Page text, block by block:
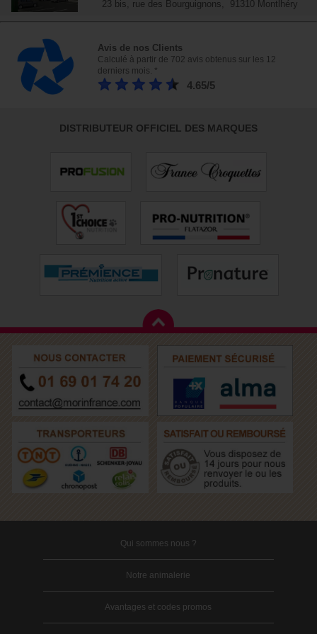
23 bis, rue des Bourguignons, 91310 Montlhéry
Avis de nos Clients
Calculé à partir de 702 avis obtenus sur les 12
derniers mois. *
4.65/5
DISTRIBUTEUR OFFICIEL DES MARQUES
Qui sommes nous ?
Notre animalerie
Avantages et codes promos